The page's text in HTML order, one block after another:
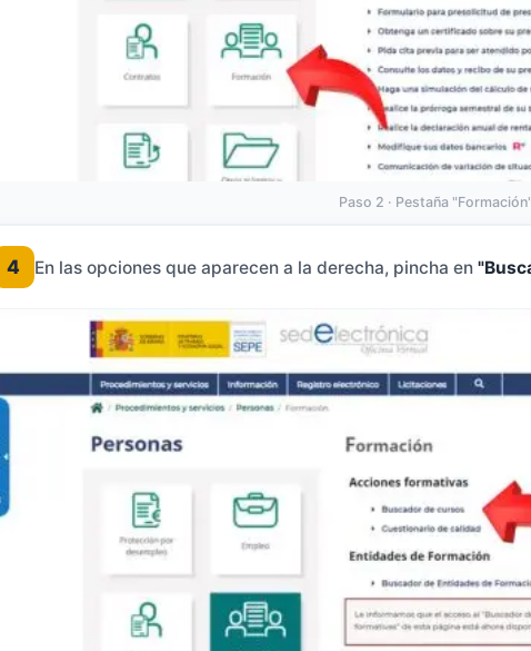
Paso 2 · Pestaña "Formación"
4 En las opciones que aparecen a la derecha, pincha en